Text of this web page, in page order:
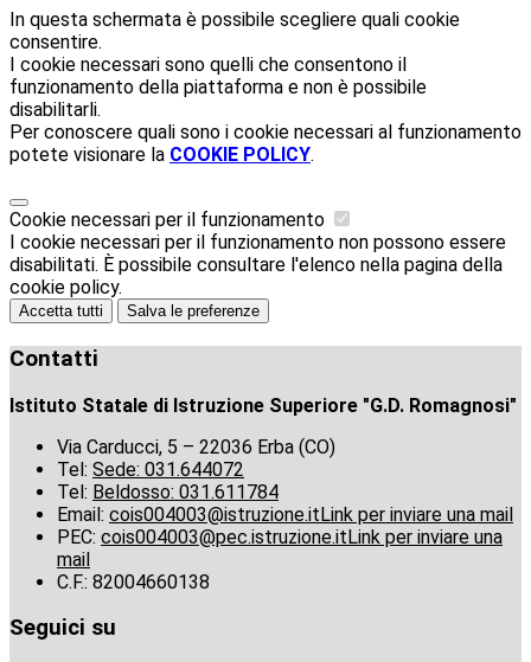
In questa schermata è possibile scegliere quali cookie
consentire.
I cookie necessari sono quelli che consentono il
funzionamento della piattaforma e non è possibile
disabilitarli.
Per conoscere quali sono i cookie necessari al funzionamento
potete visionare la COOKIE POLICY.
Cookie necessari per il funzionamento
I cookie necessari per il funzionamento non possono essere
disabilitati. È possibile consultare l'elenco nella pagina della
cookie policy.
Accetta tutti Salva le preferenze
Contatti
Istituto Statale di Istruzione Superiore "G.D. Romagnosi"
Via Carducci, 5 – 22036 Erba (CO)
Tel: Sede: 031.644072
Tel: Beldosso: 031.611784
Email: cois004003@istruzione.itLink per inviare una mail
PEC: cois004003@pec.istruzione.itLink per inviare una
mail
C.F.: 82004660138
Seguici su